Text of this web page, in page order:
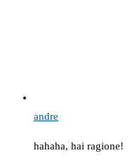
andre
hahaha, hai ragione!